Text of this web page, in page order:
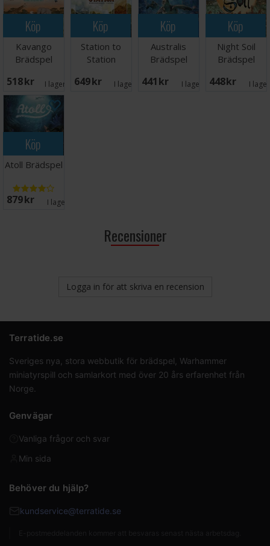
Köp
Kavango
Brädspel
518 SEK I lager: 11
Köp
Station to
Station
649 SEK I lager: 2
Köp
Australis
Brädspel
441 SEK I lager: 3
Köp
Night Soil
Brädspel
448 SEK I
Köp
Atoll Brädspel
879 SEK I lager:
Recensioner
Logga in för att skriva en recension
Terratide.se
Sveriges nya, stora webbutik för brädspel, Warhammer
miniatyrspill och samlarkort med över 20 års erfarenhet från
Norge.
Genvägar
Vanliga frågor och svar
Min sida
Behöver du hjälp?
kundservice@terratide.se